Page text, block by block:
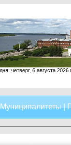
четверг, 6 августа 2026
Муниципалитеты|